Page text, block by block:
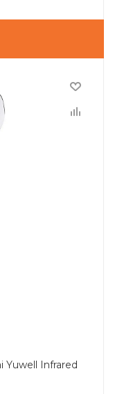
Yuwell Infrared